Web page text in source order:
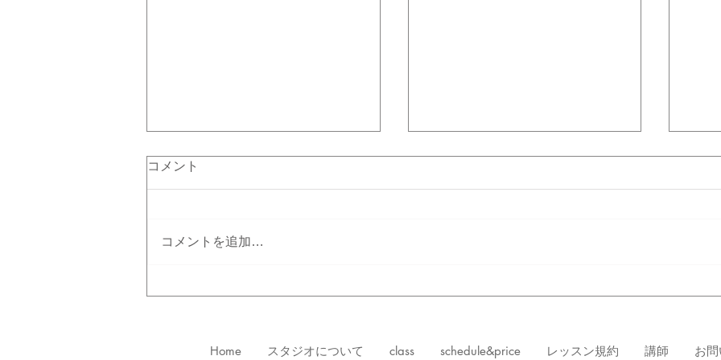
7/24～ ヴァリエーション
5/15～ ヴァリエーションク
3/
コメント
コメントを追加…
Home スタジオについて class schedule&price レッスン規約 講師 お